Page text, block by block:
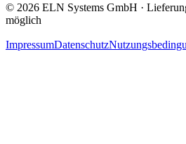
© 2026 ELN Systems GmbH ·
möglich
ImpressumDatenschutz